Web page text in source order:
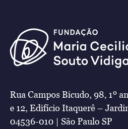
Rua Campos Bicudo, 98, 1º
e 12, Edifício Itaquerê –
04536-010 | São Paulo SP